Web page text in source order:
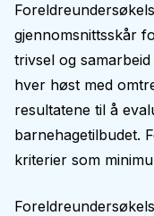
gjennomsnittsskår
trivsel og
hver høst med
resultatene til å
barnehagetilbudet.
kriterier som